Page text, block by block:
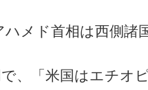
メド首相は西側諸
、「米国はエチオ